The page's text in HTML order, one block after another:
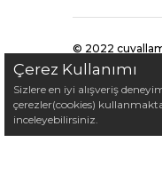
© 2022
Çerez Kullanımı
Sizlere en iyi alışveriş
çerezler(cookies)
inceleyebilirsiniz.